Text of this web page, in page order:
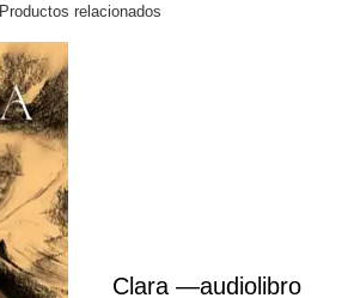
Productos relacionados
Clara —audiolibro